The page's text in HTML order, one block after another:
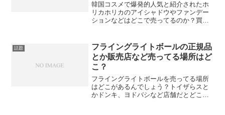
韓国コスメで爆発的人気と紹介されたホ
リカホリカのアイシャドウやファンデー
ションなどはどこで売ってるのか？買え
話題
フライングライトボールの正規品
とか販売店など売ってる場所はど
こ？
フライングライトボールを売ってる場所
はどこがあるんでしょう？トイザらスと
かドンキ、ヨドバシなど店舗だとどこで